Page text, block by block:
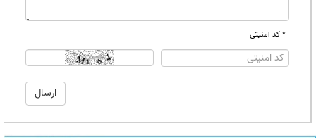
* کد امنیتی